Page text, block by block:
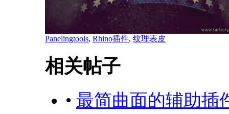
Panelingtools, Rhino插件, 纹理表皮
相关帖子
• 最简曲面的辅助插